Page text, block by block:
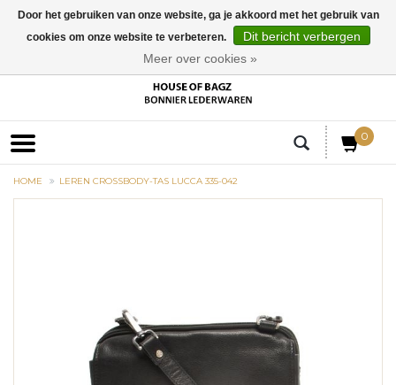
0
HOME LEREN CROSSBODY-TAS LUCCA 335-042
Door het gebruiken van onze website, ga je akkoord met het gebruik van
cookies om onze website te verbeteren.
Dit bericht verbergen
Meer over cookies »